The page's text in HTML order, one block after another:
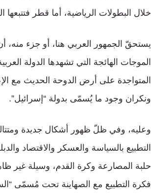
خلال البطولات الرياضية، أما قطر فتتبعها
يستحقّ الجمهور العربي هنا، أو جزء
الموجات الهائجة التي تشهدها الدولة
المتواجدة على أرض الدوحة الحديث مع
ونكران وجود ما يُسمّى بدولة “إسرائيل”.
وعليه، وفي ظلّ ظهور أشكال جديدة
التطبيع بالسياسة والعسكر والاقتصاد
حلبة المصارعة وكرة القدم، وسيلة غير
فكرة التطبيع مع الصهاينة تحت مُسمّى